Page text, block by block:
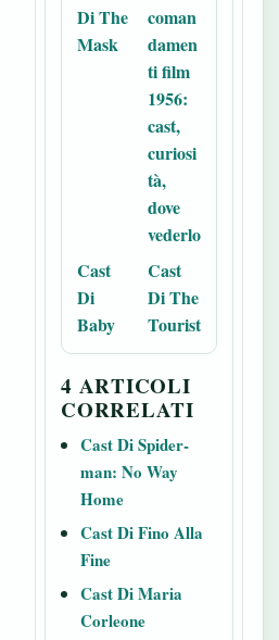
Di The
Mask
coman
damen
ti film
1956:
cast,
curiosi
tà,
dove
vederlo
Cast
Di
Baby
Cast
Di The
Tourist
4 ARTICOLI
CORRELATI
Cast Di Spider-
man: No Way
Home
Cast Di Fino Alla
Fine
Cast Di Maria
Corleone